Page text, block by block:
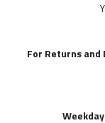
Fransız
For Returns and